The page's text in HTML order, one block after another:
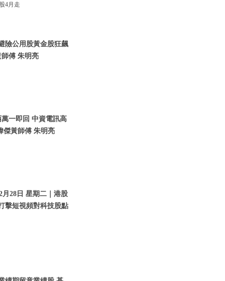
4月走
險公用股黃金股狂飆
傅 朱明亮
萬一即回 中資電訊高
傑黃師傅 朱明亮
月28日 星期二｜港股
擊短視頻對科技股點